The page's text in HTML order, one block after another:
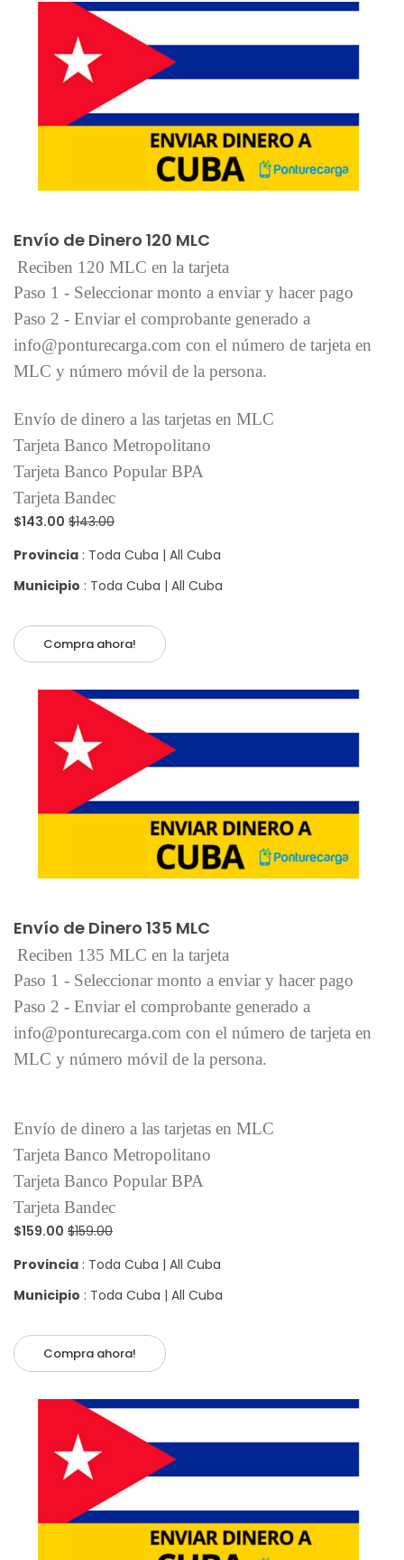
Envío de Dinero 120 MLC
Reciben 120 MLC en la tarjeta
Paso 1 - Seleccionar monto a enviar y hacer pago
Paso 2 - Enviar el comprobante generado a
info@ponturecarga.com con el número de tarjeta en
MLC y número móvil de la persona.
Envío de dinero a las tarjetas en MLC
Tarjeta Banco Metropolitano
Tarjeta Banco Popular BPA
Tarjeta Bandec
$143.00 $143.00
Provincia : Toda Cuba | All Cuba
Municipio : Toda Cuba | All Cuba
Compra ahora!
Envío de Dinero 135 MLC
Reciben 135 MLC en la tarjeta
Paso 1 - Seleccionar monto a enviar y hacer pago
Paso 2 - Enviar el comprobante generado a
info@ponturecarga.com con el número de tarjeta en
MLC y número móvil de la persona.
Envío de dinero a las tarjetas en MLC
Tarjeta Banco Metropolitano
Tarjeta Banco Popular BPA
Tarjeta Bandec
$159.00 $159.00
Provincia : Toda Cuba | All Cuba
Municipio : Toda Cuba | All Cuba
Compra ahora!